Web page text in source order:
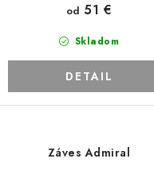
Skladom
od 51 €
DETAIL
Záves Admiral